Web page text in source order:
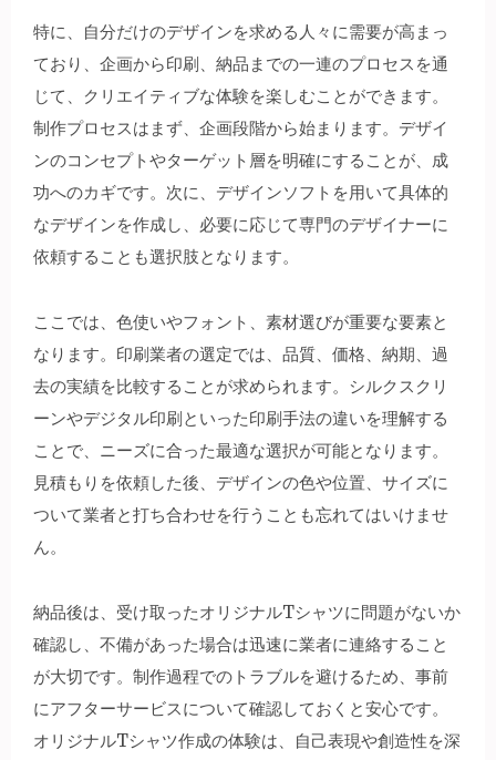
特に、自分だけのデザインを求める人々に需要が高まっ
ており、企画から印刷、納品までの一連のプロセスを通
じて、クリエイティブな体験を楽しむことができます。
制作プロセスはまず、企画段階から始まります。デザイ
ンのコンセプトやターゲット層を明確にすることが、成
功へのカギです。次に、デザインソフトを用いて具体的
なデザインを作成し、必要に応じて専門のデザイナーに
依頼することも選択肢となります。
ここでは、色使いやフォント、素材選びが重要な要素と
なります。印刷業者の選定では、品質、価格、納期、過
去の実績を比較することが求められます。シルクスクリ
ーンやデジタル印刷といった印刷手法の違いを理解する
ことで、ニーズに合った最適な選択が可能となります。
見積もりを依頼した後、デザインの色や位置、サイズに
ついて業者と打ち合わせを行うことも忘れてはいけませ
ん。
納品後は、受け取ったオリジナルTシャツに問題がないか
確認し、不備があった場合は迅速に業者に連絡すること
が大切です。制作過程でのトラブルを避けるため、事前
にアフターサービスについて確認しておくと安心です。
オリジナルTシャツ作成の体験は、自己表現や創造性を深